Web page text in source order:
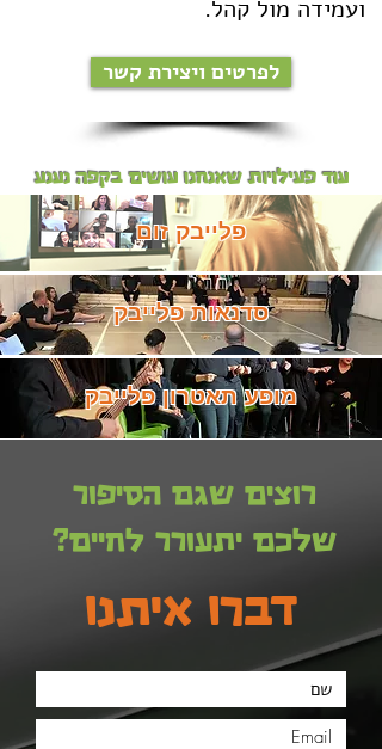
ועמידה מול קהל.
לפרטים ויצירת קשר
עוד פעילויות שאנחנו עושים בקפה נענע
פלייבק זום
סדנאות פלייבק
מופע תאטרון פלייבק
רוצים שגם הסיפור
שלכם יתעורר לחיים?
דברו איתנו